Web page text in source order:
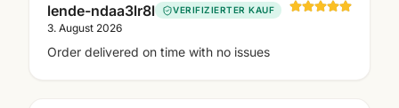
lende-ndaa3lr8l VERIFIZIERTER KAUF
3. August 2026
Order delivered on time with no issues